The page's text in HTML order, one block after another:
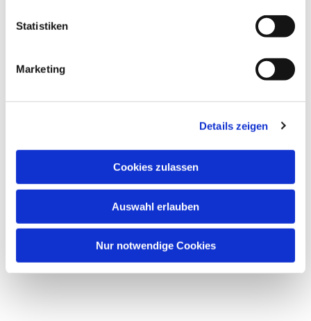
Statistiken
Marketing
Details zeigen
Cookies zulassen
Auswahl erlauben
Nur notwendige Cookies